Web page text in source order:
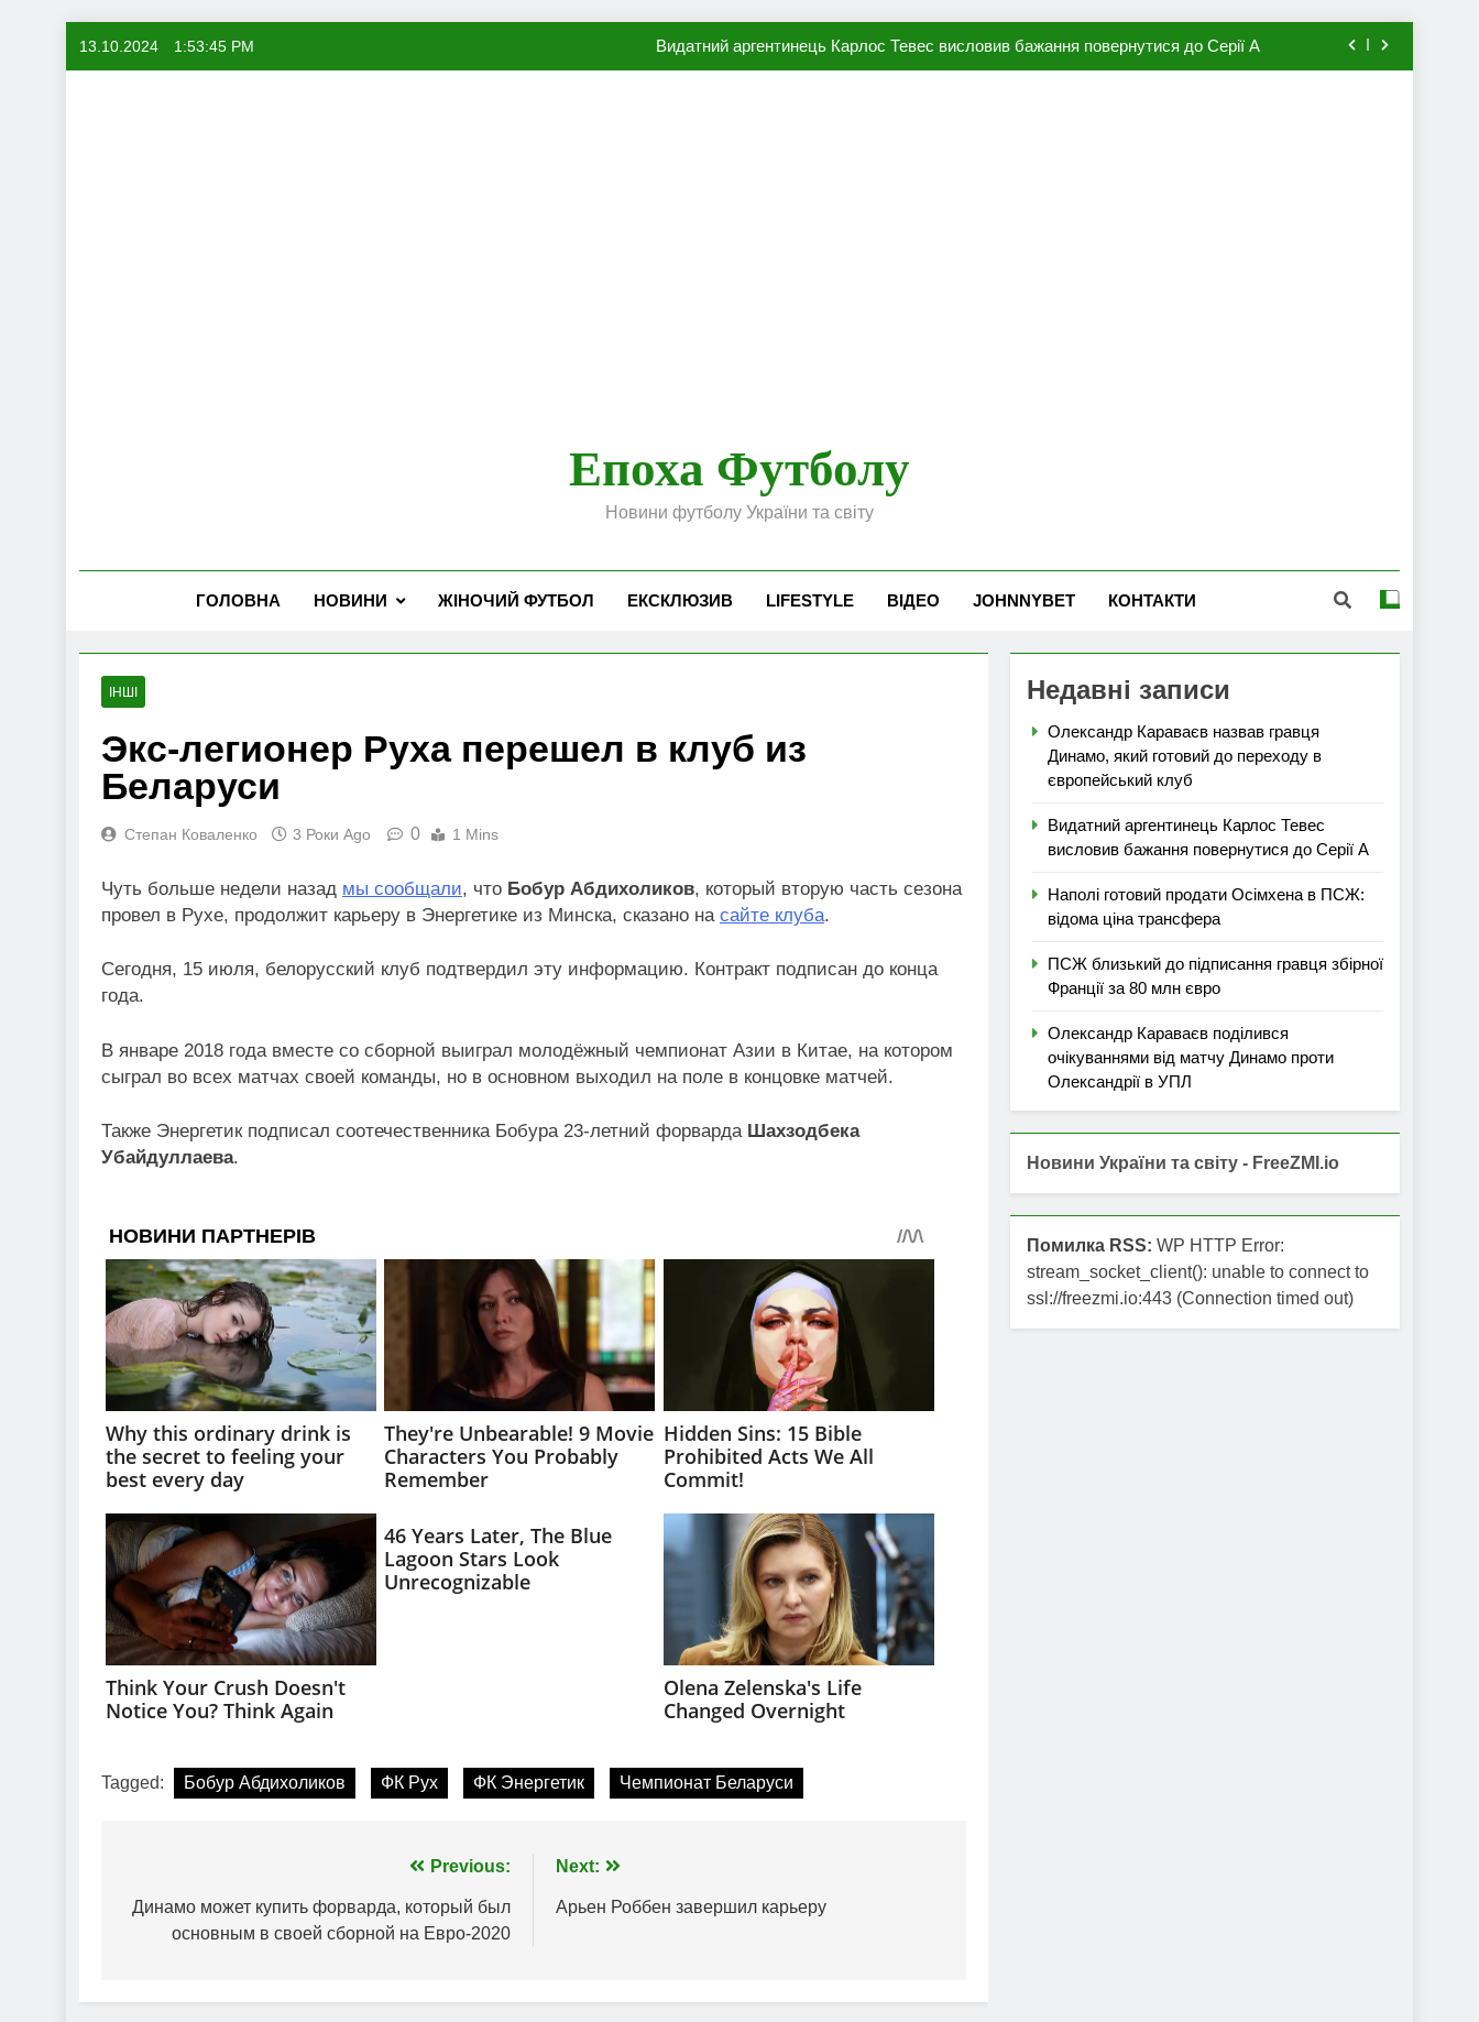
13.10.2024 1:53:46 PM Видатний аргентинець Карлос Тевес висловив бажання повернутися до Серії А
Епоха Футболу
Новини футболу України та світу
ГОЛОВНА НОВИНИ ЖІНОЧИЙ ФУТБОЛ ЕКСКЛЮЗИВ LIFESTYLE ВІДЕО JOHNNYBET КОНТАКТИ
ІНШІ
Экс-легионер Руха перешел в клуб из
Беларуси
Степан Коваленко 3 Роки Ago 0 1 Mins
Чуть больше недели назад мы сообщали, что Бобур Абдихоликов, который вторую часть сезона
провел в Рухе, продолжит карьеру в Энергетике из Минска, сказано на сайте клуба.
Сегодня, 15 июля, белорусский клуб подтвердил эту информацию. Контракт подписан до конца
года.
В январе 2018 года вместе со сборной выиграл молодёжный чемпионат Азии в Китае, на котором
сыграл во всех матчах своей команды, но в основном выходил на поле в концовке матчей.
Также Энергетик подписал соотечественника Бобура 23-летний форварда Шахзодбека
Убайдуллаева.
Tagged: Бобур Абдихоликов ФК Рух ФК Энергетик Чемпионат Беларуси
записів
Previous:
Динамо может купить форварда, который был
основным в своей сборной на Евро-2020
Next:
Арьен Роббен завершил карьеру
Недавні записи
Олександр Караваєв назвав гравця
Динамо, який готовий до переходу в
європейський клуб
Видатний аргентинець Карлос Тевес
висловив бажання повернутися до Серії А
Наполі готовий продати Осімхена в ПСЖ:
відома ціна трансфера
ПСЖ близький до підписання гравця збірної
Франції за 80 млн євро
Олександр Караваєв поділився
очікуваннями від матчу Динамо проти
Олександрії в УПЛ
Новини України та світу - FreeZMI.io
Помилка RSS: WP HTTP Error:
stream_socket_client(): unable to connect to
ssl://freezmi.io:443 (Connection timed out)